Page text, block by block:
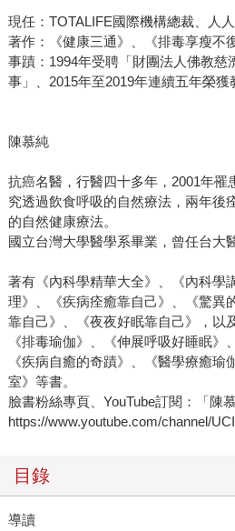
現任：TOTALIFE國際機構總裁、人
著作：《健康三通》、《排毒享瘦不
事蹟：1994年受聘「財團法人佛教慈
事」、2015年至2019年連續五年榮獲
陳慕純
抗癌名醫，行醫四十多年，2001年罹
究透過飲食呼吸的自然療法，兩年後
的自然健康療法。
國立台灣大學醫學系畢業，曾任台大
著有《內科學精華大全》、《內科學
理》、《疾病痊癒靠自己》、《驚異
靠自己》、《夜夜好眠靠自己》，以
《排毒瑜伽》、《伸展呼吸好睡眠》
《疾病自癒的奇蹟》、《醫學療癒瑜
室》等書。
臉書粉絲專頁、YouTube訂閱：「陳
https://www.youtube.com/channel/
目錄
導讀